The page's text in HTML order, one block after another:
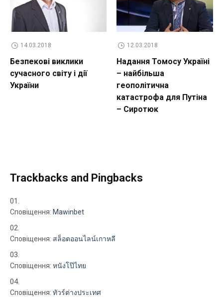
14.03.2018
Безпекові виклики
сучасного світу і дії
України
12.03.2018
Надання Томосу Україні
– найбільша
геополітична
катастрофа для Путіна
– Сиротюк
Trackbacks and Pingbacks
Сповіщення: Mawinbet
Сповіщення: สล็อตออนไลน์เกาหลี
Сповіщення: หนังโป๊ไทย
Сповіщення: ทัวร์ต่างประเทศ